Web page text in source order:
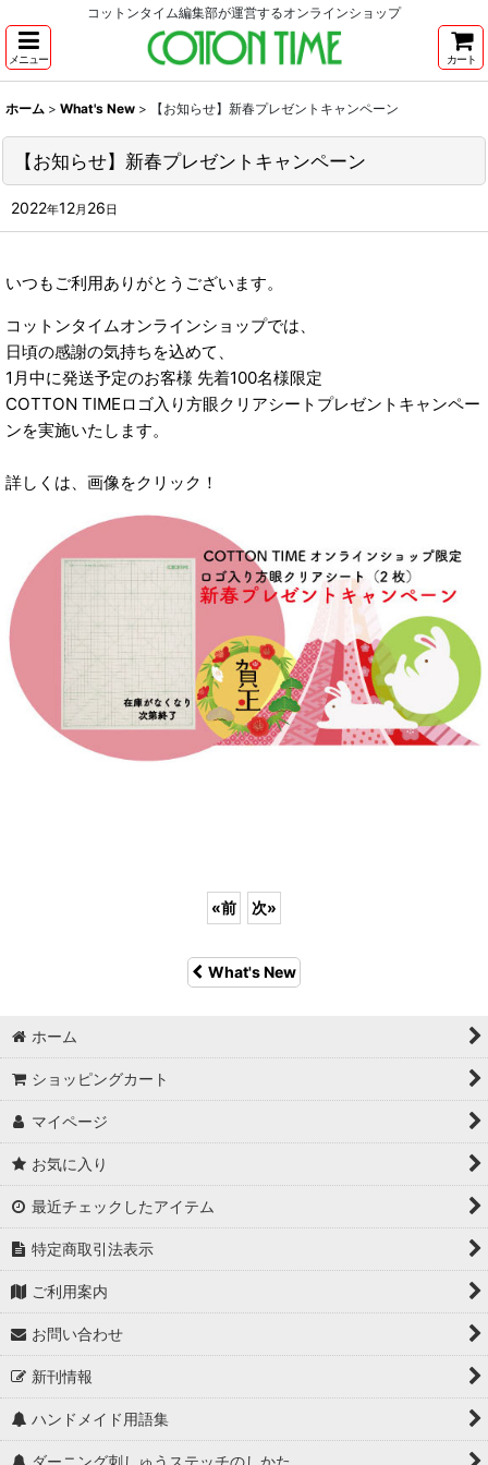
コットンタイム編集部が運営するオンラインショップ
メニュー カート
ホーム > What's New > 【お知らせ】新春プレゼントキャンペーン
【お知らせ】新春プレゼントキャンペーン
2022年12月 26日
いつもご利用ありがとうございます。
コットンタイムオンラインショップでは、
日頃の感謝の気持ちを込めて、
1月中に発送予定のお客様 先着100名様限定
COTTON TIMEロゴ入り方眼クリアシートプレゼントキャンペー
ンを実施いたします。
詳しくは、画像をクリック！
«前 次»
What's New
ホーム
ショッピングカート
マイページ
お気に入り
最近チェックしたアイテム
特定商取引法表示
ご利用案内
お問い合わせ
新刊情報
ハンドメイド用語集
ダーニング刺しゅうステッチのしかた